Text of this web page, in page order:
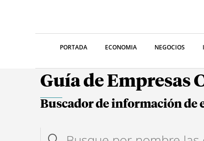
PORTADA ECONOMIA NEGOCIOS
Guía de Empresas
Buscador de información de